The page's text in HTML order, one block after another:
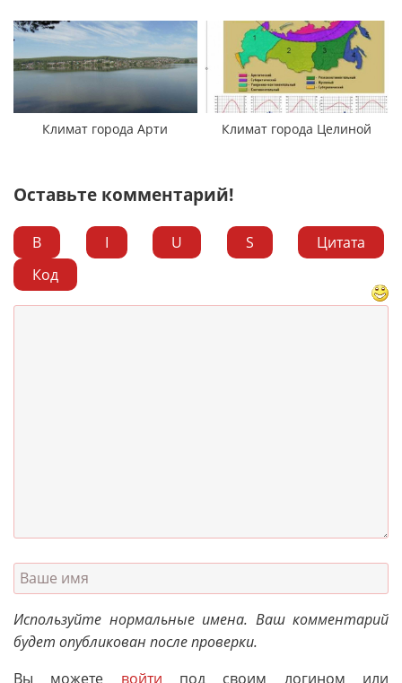
Климат города Арти Климат города Целиной
Оставьте комментарий!
B I U S
Цитата
Код
Используйте нормальные имена. Ваш комментарий
будет опубликован после проверки.
Вы можете войти под своим логином или